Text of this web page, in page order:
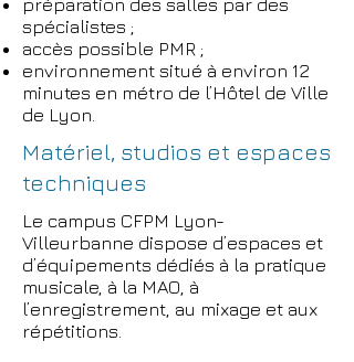
préparation des salles par des
spécialistes ;
accès possible PMR ;
environnement situé à environ 12
minutes en métro de l’Hôtel de Ville
de Lyon.
Matériel, studios et espaces
techniques
Le campus CFPM Lyon-
Villeurbanne dispose d’espaces et
d’équipements dédiés à la pratique
musicale, à la MAO, à
l’enregistrement, au mixage et aux
répétitions.